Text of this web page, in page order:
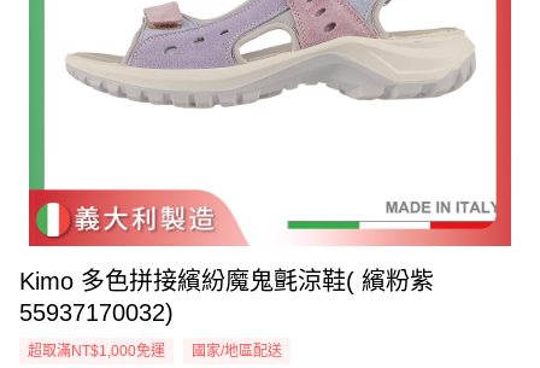
Kimo 多色拼接繽紛魔鬼氈涼鞋( 繽粉紫
55937170032)
超取滿NT$1,000免運 國家/地區配送